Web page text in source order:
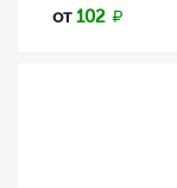
от102